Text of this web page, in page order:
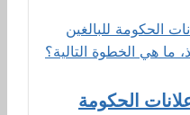
الحكومة